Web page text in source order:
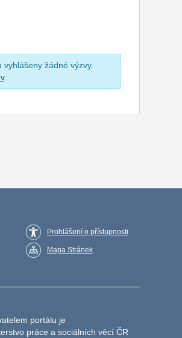
žádné výzvy.
.
Prohlášení o přístupnosti
Mapa Stránek
portálu je
práce a sociálních věcí ČR